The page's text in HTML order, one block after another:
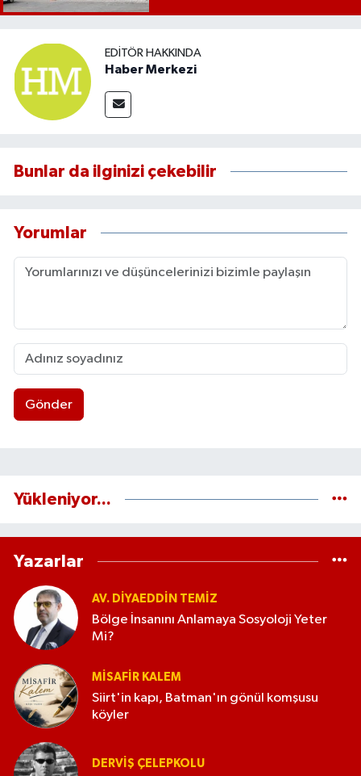
EDITÖR HAKKINDA
Haber Merkezi
Bunlar da ilginizi çekebilir
Yorumlar
Gönder
Yükleniyor...
Yazarlar
AV. DIYAEDDIN TEMIZ
Bölge İnsanını Anlamaya Sosyoloji Yeter
Mi?
MISAFIR KALEM
Siirt'in kapı, Batman'ın gönül komşusu
köyler
DERVIŞ ÇELEPKOLU